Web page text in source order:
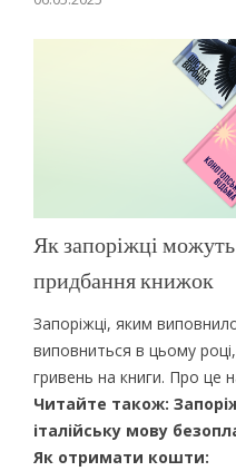
Як запоріжці
придбання книжок
Запоріжці, яким
виповниться в цьому
гривень на книги. Про це
Читайте також:
італійську мову
Як отримати кошти: